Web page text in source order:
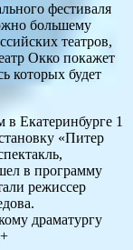
фестиваля
большему
театров,
Окко покажет
которых будет
в Екатеринбурге 1
«Питер
в программу
режиссер
драматургу